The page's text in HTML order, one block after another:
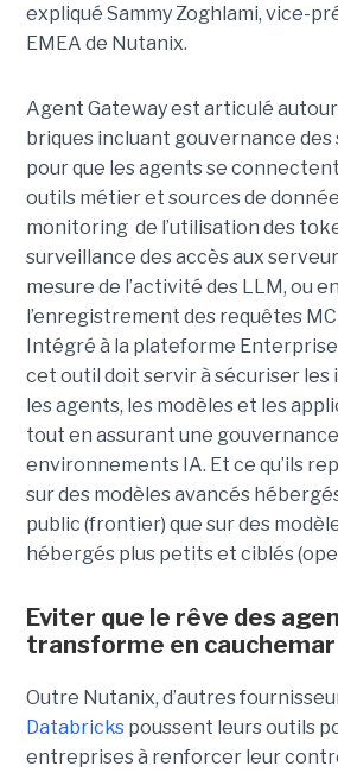
expliqué Sammy Zoghlami, vice-
EMEA de Nutanix.
Agent Gateway est articulé
briques incluant gouvernance des
pour que les agents se
outils métier et sources de
monitoring de l’utilisation des
surveillance des accès aux
mesure de l’activité des LLM, ou
l’enregistrement des requêtes
Intégré à la plateforme Enterprise
cet outil doit servir à sécuriser
les agents, les modèles et les
tout en assurant une
environnements IA. Et ce qu’ils
sur des modèles avancés
public (frontier) que sur des
hébergés plus petits et ciblés
Eviter que le rêve des
transforme en cauchemar
Outre Nutanix, d’autres
Databrickspoussent leurs outils
entreprises à renforcer leur